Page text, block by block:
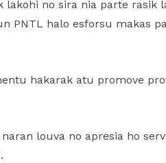
lakohi no sira nia parte rasik
PNTL halo esforsu makas
hakarak atu promove
louva no apresia ho